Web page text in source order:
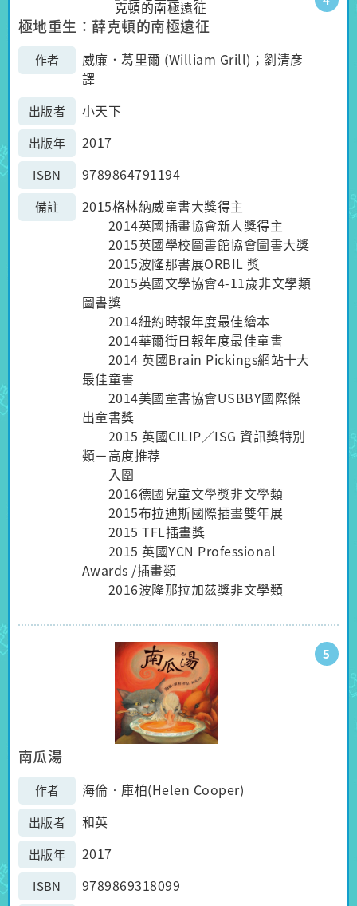
極地重生：薛克頓的南極遠征
作者
威廉．葛里爾 (William Grill)；劉清彥
譯
出版者 小天下
出版年 2017
ISBN 9789864791194
備註
2015格林納威童書大獎得主
2014英國插畫協會新人獎得主
2015英國學校圖書館協會圖書大獎
2015波隆那書展ORBIL 獎
2015英國文學協會4-11歲非文學類
圖書獎
2014紐約時報年度最佳繪本
2014華爾街日報年度最佳童書
2014 英國Brain Pickings網站十大
最佳童書
2014美國童書協會USBBY國際傑
出童書獎
2015 英國CILIP／ISG 資訊獎特別
類－高度推荐
入圍
2016德國兒童文學獎非文學類
2015布拉迪斯國際插畫雙年展
2015 TFL插畫獎
2015 英國YCN Professional
Awards /插畫類
2016波隆那拉加茲獎非文學類
5
南瓜湯
作者 海倫‧庫柏(Helen Cooper)
出版者 和英
出版年 2017
ISBN 9789869318099